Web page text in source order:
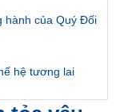
hành của Quý Đối
hệ tương lai